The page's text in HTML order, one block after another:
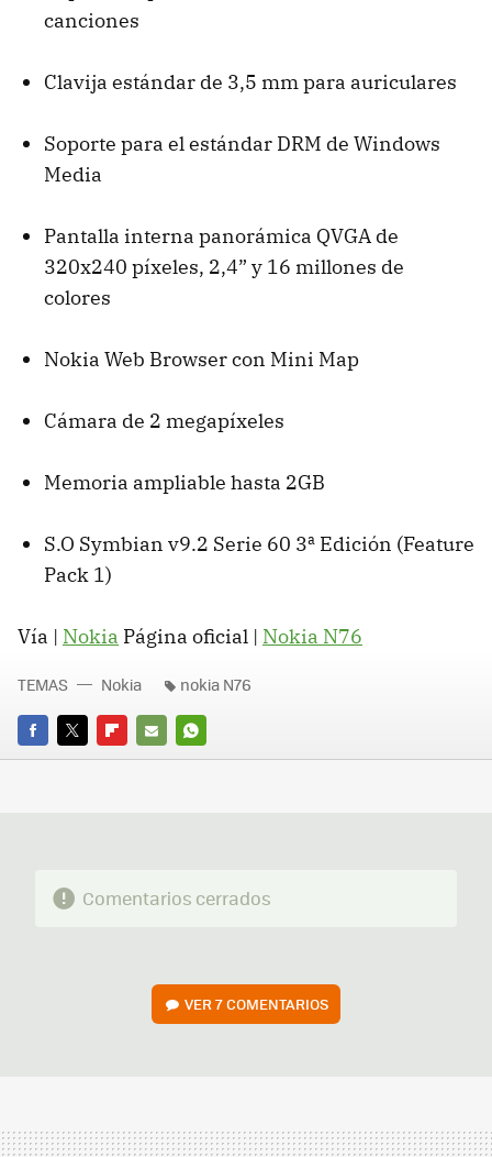
canciones
Clavija estándar de 3,5 mm para auriculares
Soporte para el estándar DRM de Windows
Media
Pantalla interna panorámica QVGA de
320x240 píxeles, 2,4” y 16 millones de
colores
Nokia Web Browser con Mini Map
Cámara de 2 megapíxeles
Memoria ampliable hasta 2GB
S.O Symbian v9.2 Serie 60 3ª Edición (Feature
Pack 1)
Vía | Nokia Página oficial | Nokia N76
FACEBOOK
TWITTERFLIPBOARD
E-
WHATSAPP
TEMAS Nokia nokia N76
Comentarios cerrados
VER7 COMENTARIOS